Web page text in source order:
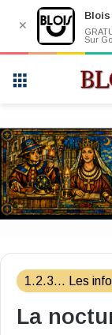
1.2.3... Les
La
✕
Sur